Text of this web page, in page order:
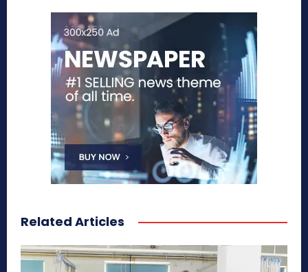
Related Articles